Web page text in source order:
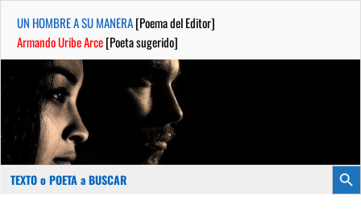
UN HOMBRE A SU MANERA[Poema del Editor]
Armando Uribe Arce[Poeta sugerido]
Buscar: